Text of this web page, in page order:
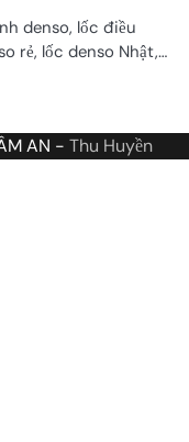
denso, lốc điều
rẻ, lốc denso Nhật,…
AN - Thu Huyền